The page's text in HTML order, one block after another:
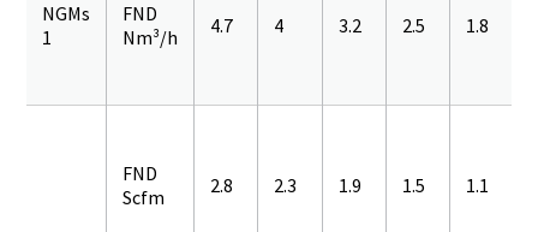
NGMs
1
FND
Nm³/h
4.7 4 3.2 2.5 1.8
FND
Scfm
2.8 2.3 1.9 1.5 1.1